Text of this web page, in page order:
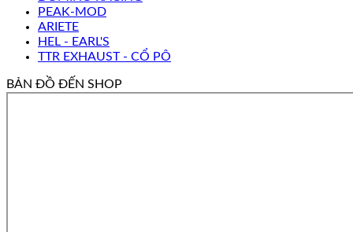
PEAK-MOD
ARIETE
HEL - EARL'S
TTR EXHAUST - CỔ PÔ
BẢN ĐỒ ĐẾN SHOP